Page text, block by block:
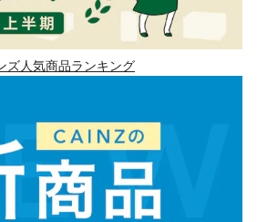
ズ人気商品ランキング